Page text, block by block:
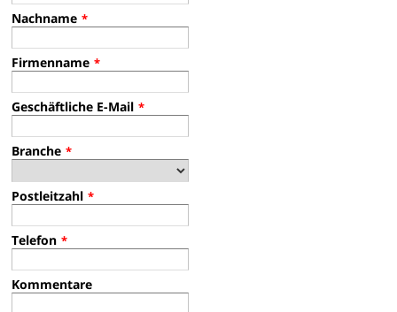
Nachname *
Firmenname *
Geschäftliche E-Mail *
Branche *
Postleitzahl *
Telefon *
Kommentare